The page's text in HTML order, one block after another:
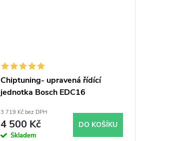
Chiptuning- upravená řídící
jednotka Bosch EDC16
3 719 Kč bez DPH
4 500 Kč
Skladem
DO KOŠÍKU